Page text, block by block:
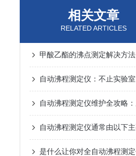
相关文章
RELATED ARTICLES
甲酸乙酯的沸点测定解决方法